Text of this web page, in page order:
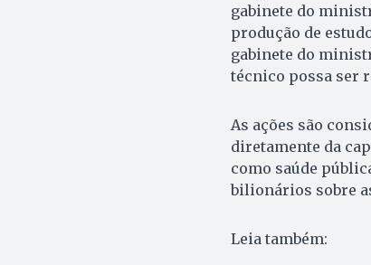
gabinete do
produção de
gabinete do
técnico possa ser
As ações são
diretamente da
como saúde
bilionários sobre
Leia também: